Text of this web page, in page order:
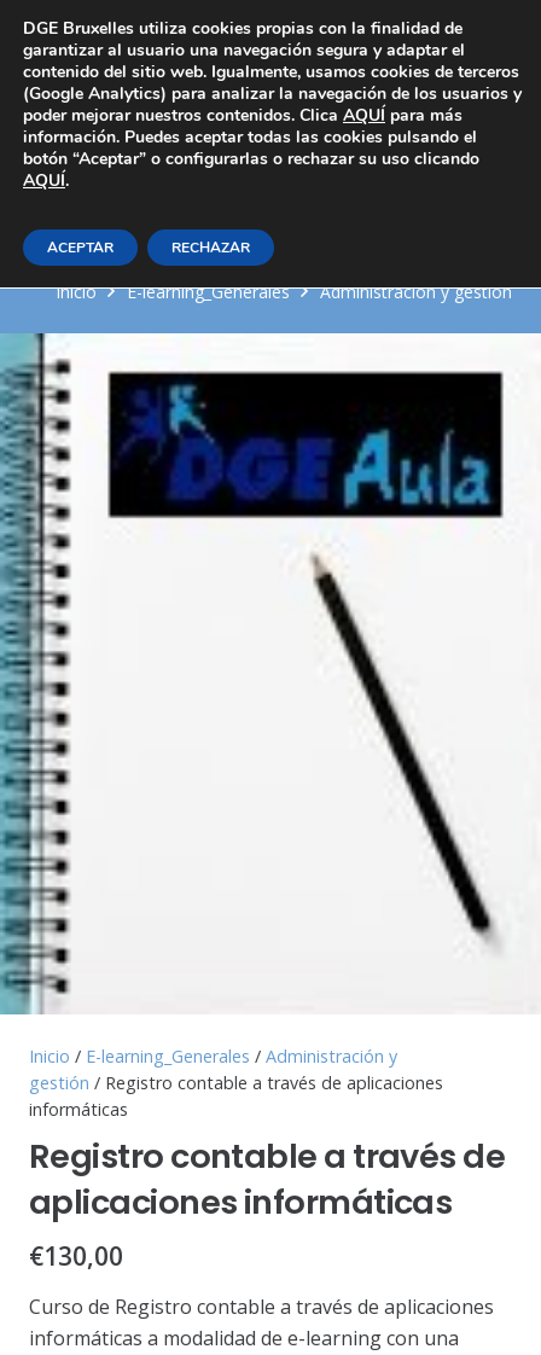
Área Privada
Registro contable a través de
aplicaciones informáticas
Inicio E-learning_Generales Administración y gestión
Inicio / E-learning_Generales / Administración y
gestión / Registro contable a través de aplicaciones
informáticas
Registro contable a través de
aplicaciones informáticas
€130,00
Curso de Registro contable a través de aplicaciones
informáticas a modalidad de e-learning con una
DGE Bruxelles utiliza cookies propias con la finalidad de
garantizar al usuario una navegación segura y adaptar el
contenido del sitio web. Igualmente, usamos cookies de terceros
(Google Analytics) para analizar la navegación de los usuarios y
poder mejorar nuestros contenidos. Clica AQUÍ para más
información. Puedes aceptar todas las cookies pulsando el
botón “Aceptar” o configurarlas o rechazar su uso clicando
AQUÍ.
ACEPTAR RECHAZAR